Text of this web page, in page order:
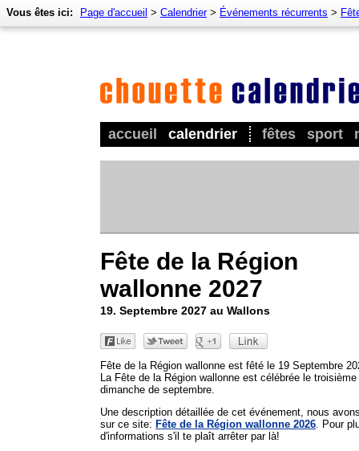
accueil calendrier fêtes sport
Vous êtes ici: Page d'accueil > Calendrier> Événements récurrents >
Fête de la Région
wallonne 2027
19. Septembre 2027 au Wallons
Fête de la Région wallonne est fêté le 19 Septembre
La Fête de la Région wallonne est célébrée le troisième
dimanche de septembre.
Une description détaillée de cet événement, nous
sur ce site: Fête de la Région wallonne 2026 . Pour
d'informations s'il te plaît arrêter par là!